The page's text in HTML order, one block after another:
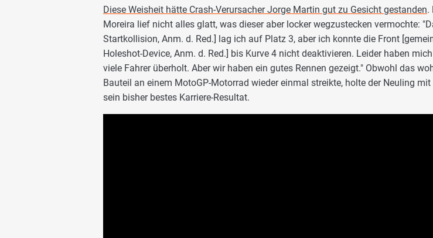
Diese Weisheit hätte Crash-Verursacher Jorge Martin gut zu Gesicht gestanden.
Moreira lief nicht alles glatt, was dieser aber locker wegzustecken vermochte:
Startkollision, Anm. d. Red.] lag ich auf Platz 3, aber ich konnte die Front
Holeshot-Device, Anm. d. Red.] bis Kurve 4 nicht deaktivieren. Leider haben
viele Fahrer überholt. Aber wir haben ein gutes Rennen gezeigt." Obwohl das
Bauteil an einem MotoGP-Motorrad wieder einmal streikte, holte der Neuling mit
sein bisher bestes Karriere-Resultat.